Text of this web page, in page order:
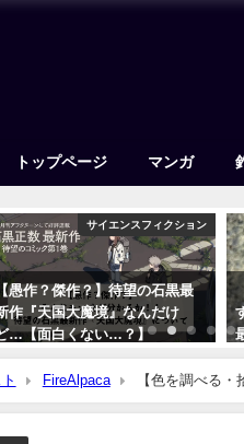
トップページ マンガ
サイエンスフィクション
【愚作？傑作？】待望の石黒最
作『天国大魔境』なんだけ
…【面白くない…？】
FireAlpaca 【色を調べる